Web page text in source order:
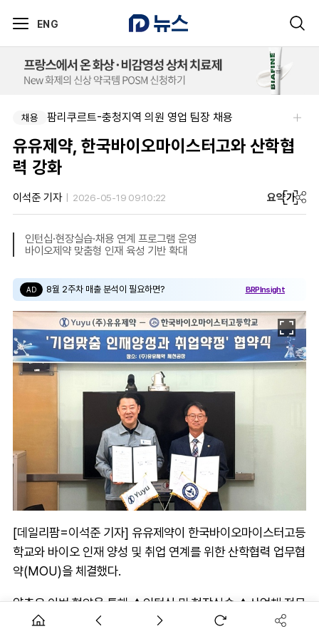
ENG
채용 팜리쿠르트-충청지역 의원 영업 팀장 채용
유유제약, 한국바이오마이스터고와 산학협
력 강화
이석준 기자 2026-05-19 09:10:22 요약가
인턴십·현장실습·채용 연계 프로그램 운영
바이오제약 맞춤형 인재 육성 기반 확대
AD 8월 2주차 매출 분석이 필요하면? BRPInsight
[데일리팜=이석준 기자] 유유제약이 한국바이오마이스터고등
학교와 바이오 인재 양성 및 취업 연계를 위한 산학협력 업무협
약(MOU)을 체결했다.
양측은 이번 협약을 통해 ▲인턴십 및 현장실습 ▲산업체 전문
기술 강사 특강 ▲바이오제약 기업 맞춤반 운영 ▲연구개발